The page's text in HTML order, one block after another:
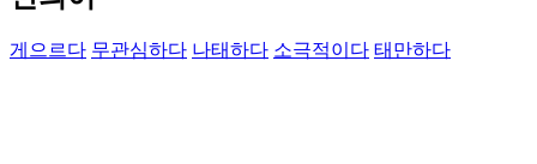
게으르다 무관심하다 나태하다 소극적이다 태만하다